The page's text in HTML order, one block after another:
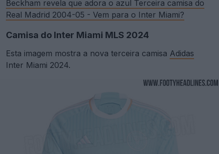
Beckham revela que adora o azul Terceira camisa do
Real Madrid 2004-05 - Vem para o Inter Miami?
Camisa do Inter Miami MLS 2024
Esta imagem mostra a nova terceira camisa Adidas
Inter Miami 2024.